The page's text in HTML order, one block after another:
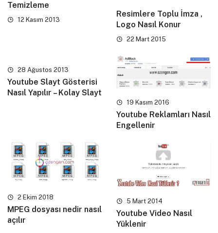
Temizleme
12 Kasım 2013
Resimlere Toplu İmza ,
Logo Nasıl Konur
22 Mart 2015
28 Ağustos 2013
Youtube Slayt Gösterisi
Nasıl Yapılır – Kolay Slayt
19 Kasım 2016
Youtube Reklamları Nasıl
Engellenir
2 Ekim 2018
MPEG dosyası nedir nasıl
açılır
5 Mart 2014
Youtube Video Nasıl
Yüklenir